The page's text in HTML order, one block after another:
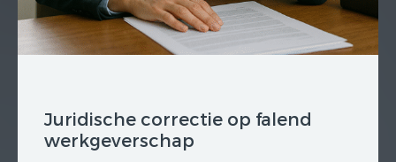
Juridische correctie op falend
werkgeverschap